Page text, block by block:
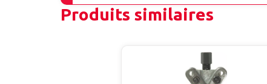
Produits similaires